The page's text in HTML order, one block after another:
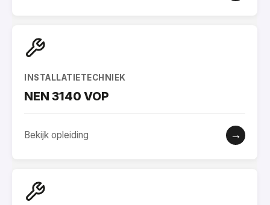
INSTALLATIETECHNIEK
NEN 3140 VOP
Bekijk opleiding →